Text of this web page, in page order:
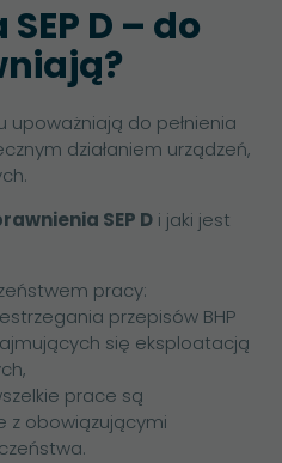
D – do
upoważniają do pełnienia
działaniem urządzeń,
SEP D i jaki jest
pracy:
przepisów BHP
się eksploatacją
prace są
z obowiązującymi